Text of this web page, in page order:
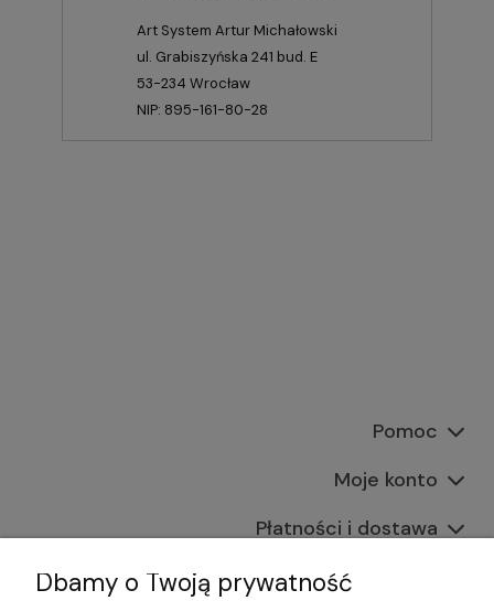
Art System Artur Michałowski
ul. Grabiszyńska 241 bud. E
53-234 Wrocław
NIP: 895-161-80-28
Pomoc
Moje konto
Płatności i dostawa
Informacje
Dbamy o Twoją prywatność